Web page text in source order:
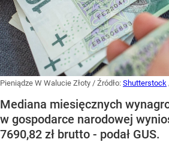
Pieniądze W Walucie Złoty / Źródło: Shutterstock
Mediana miesięcznych
w gospodarce narodowej
7690,82 zł brutto - podał GUS.